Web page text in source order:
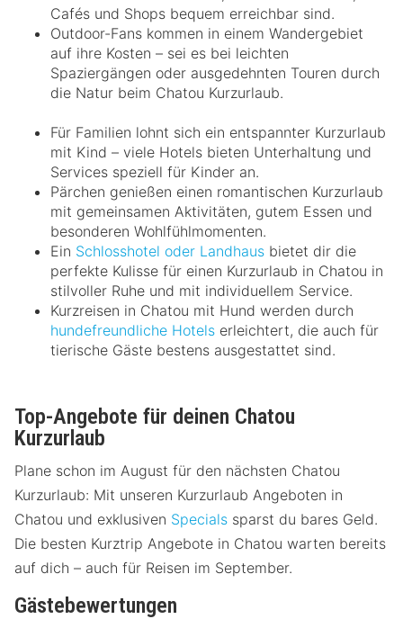
Cafés und Shops bequem erreichbar sind.
Outdoor-Fans kommen in einem Wandergebiet
auf ihre Kosten – sei es bei leichten
Spaziergängen oder ausgedehnten Touren durch
die Natur beim Chatou Kurzurlaub.
Für Familien lohnt sich ein entspannter Kurzurlaub
mit Kind – viele Hotels bieten Unterhaltung und
Services speziell für Kinder an.
Pärchen genießen einen romantischen Kurzurlaub
mit gemeinsamen Aktivitäten, gutem Essen und
besonderen Wohlfühlmomenten.
Ein Schlosshotel oder Landhaus bietet dir die
perfekte Kulisse für einen Kurzurlaub in Chatou in
stilvoller Ruhe und mit individuellem Service.
Kurzreisen in Chatou mit Hund werden durch
hundefreundliche Hotels erleichtert, die auch für
tierische Gäste bestens ausgestattet sind.
Top-Angebote für deinen Chatou
Kurzurlaub
Plane schon im August für den nächsten Chatou
Kurzurlaub: Mit unseren Kurzurlaub Angeboten in
Chatou und exklusiven Specials sparst du bares Geld.
Die besten Kurztrip Angebote in Chatou warten bereits
auf dich – auch für Reisen im September.
Gästebewertungen